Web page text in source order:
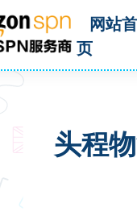
网站首
页
头程